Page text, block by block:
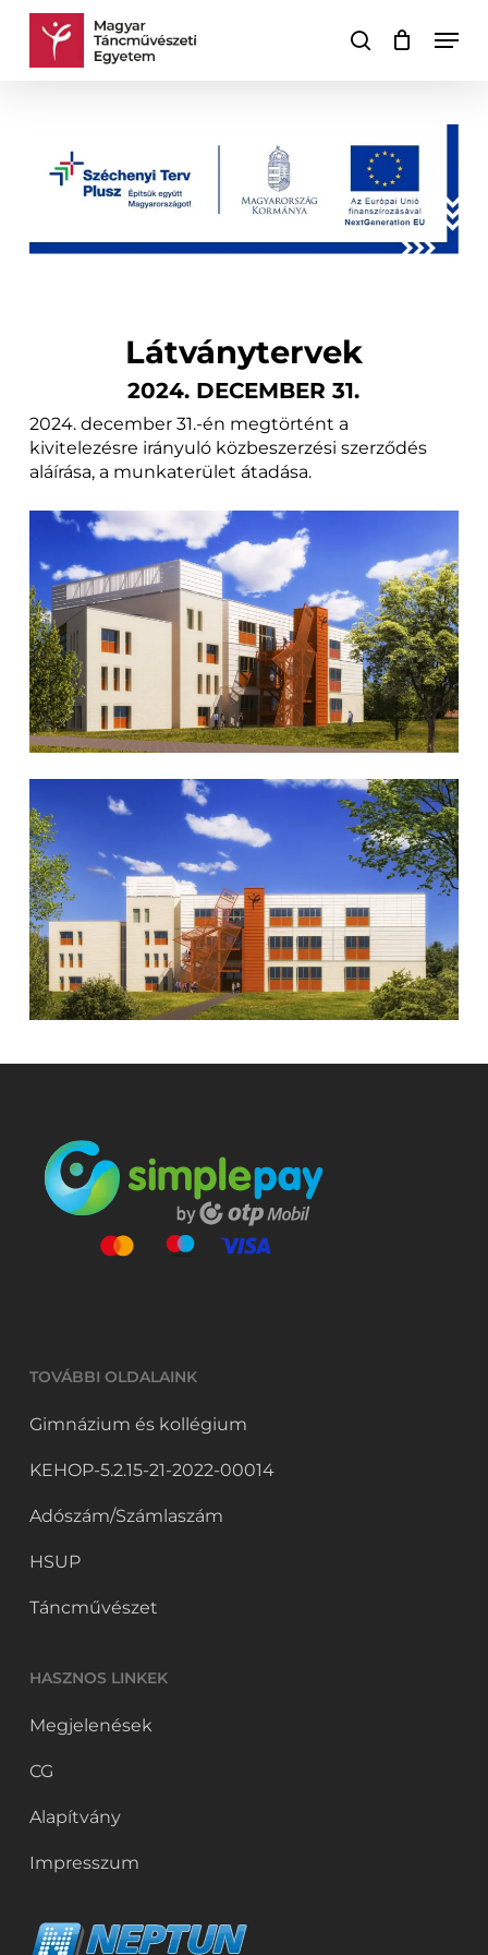
Skip
keresés
Kosár Kosár
Látványtervek
2024. DECEMBER 31.
2024. december 31.-én megtörtént a
kivitelezésre irányuló közbeszerzési szerződés
aláírása, a munkaterület átadása.
TOVÁBBI OLDALAINK
Gimnázium és kollégium
KEHOP-5.2.15-21-2022-00014
Adószám/Számlaszám
HSUP
Táncművészet
HASZNOS LINKEK
Megjelenések
CG
Alapítvány
Impresszum